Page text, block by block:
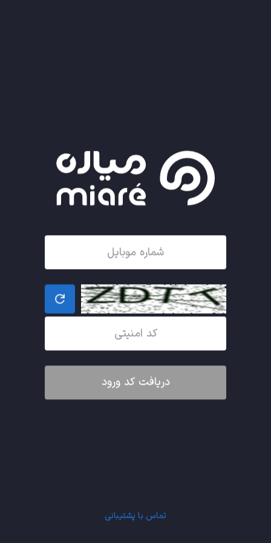
دریافت کد ورود
تماس با پشتیبانی